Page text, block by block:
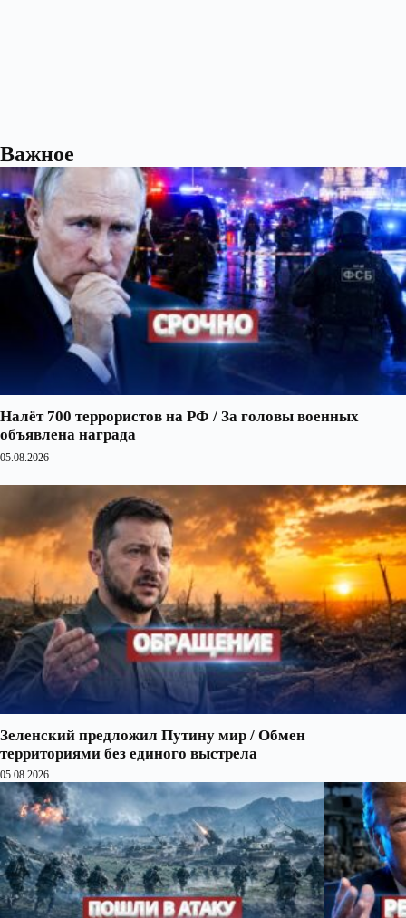
Важное
Налёт 700 террористов на РФ / За головы военных
объявлена награда
05.08.2026
Зеленский предложил Путину мир / Обмен
территориями без единого выстрела
05.08.2026